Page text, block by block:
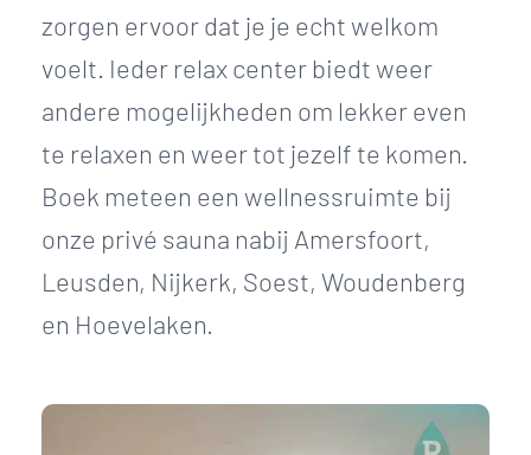
zorgen ervoor dat je je echt welkom
voelt. Ieder relax center biedt weer
andere mogelijkheden om lekker even
te relaxen en weer tot jezelf te komen.
Boek meteen een wellnessruimte bij
onze privé sauna nabij Amersfoort,
Leusden, Nijkerk, Soest, Woudenberg
en Hoevelaken.